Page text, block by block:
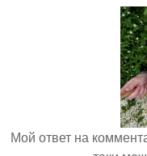
Мой ответ на